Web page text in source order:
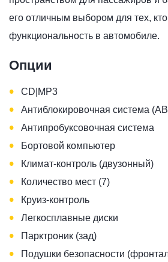
его отличным выбором для тех,
функциональность в автомобиле.
Опции
• CD|MP3
• Антиблокировочная система
• Антипробуксовочная система
• Бортовой компьютер
• Климат-контроль (двузонный)
• Количество мест (7)
• Круиз-контроль
• Легкосплавные диски
• Парктроник (зад)
• Подушки безопасности